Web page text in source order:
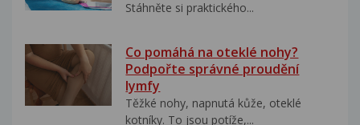
Stáhněte si praktického...
Co pomáhá na oteklé nohy?
Podpořte správné proudění
lymfy
Těžké nohy, napnutá kůže, oteklé
kotníky. To jsou potíže,...